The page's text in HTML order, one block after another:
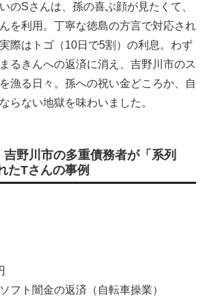
のSさんは、孫の喜ぶ顔が見たくて、
を利用。丁寧な徳島の方言で対応され
際はトゴ（10日で5割）の利息。わず
るきんへの返済に消え、吉野川市のス
漁る日々。孫への祝い金どころか、自
らない地獄を味わいました。
野川市の多重債務者が「系列
たTさんの事例
フト闇金の返済（自転車操業）